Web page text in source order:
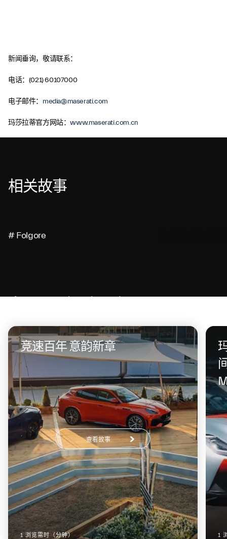
新闻垂询，敬请联系：
电话：(021) 60107000
电子邮件： media@maserati.com
玛莎拉蒂官方网站：www.maserati.com.cn
相关故事
# Folgore
竞速百年 意韵新章
1 浏览需时（分钟）
查看故事
1